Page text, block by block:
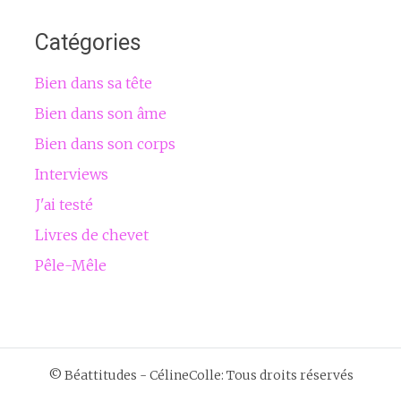
Catégories
Bien dans sa tête
Bien dans son âme
Bien dans son corps
Interviews
J'ai testé
Livres de chevet
Pêle-Mêle
© Béattitudes - CélineColle: Tous droits réservés